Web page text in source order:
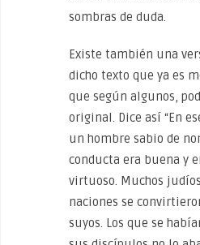
sombras de duda.
Existe también una
dicho texto que ya es
que según algunos,
original. Dice así “En
un hombre sabio de
conducta era buena y
virtuoso. Muchos
naciones se
suyos. Los que se